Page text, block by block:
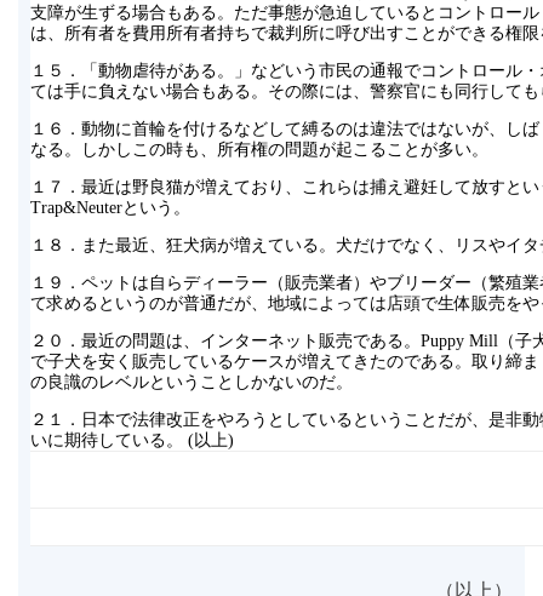
支障が生ずる場合もある。ただ事態が急迫しているとコントロー
は、所有者を費用所有者持ちで裁判所に呼び出すことができる権
１５．「動物虐待がある。」などいう市民の通報でコントロール
ては手に負えない場合もある。その際には、警察官にも同行して
１６．動物に首輪を付けるなどして縛るのは違法ではないが、し
なる。しかしこの時も、所有権の問題が起こることが多い。
１７．最近は野良猫が増えており、これらは捕え避妊して放すと
Trap&Neuterという。
１８．また最近、狂犬病が増えている。犬だけでなく、リスやイ
１９．ペットは自らディーラー（販売業者）やブリーダー（繁殖
て求めるというのが普通だが、地域によっては店頭で生体販売を
２０．最近の問題は、インターネット販売である。Puppy Mill（
で子犬を安く販売しているケースが増えてきたのである。取り締
の良識のレベルということしかないのだ。
２１．日本で法律改正をやろうとしているということだが、是非
いに期待している。 (以上)
（以上）